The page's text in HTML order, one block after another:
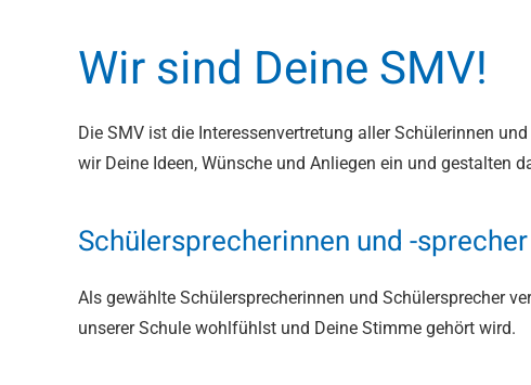
Wir sind Deine SMV!
Die SMV ist die Interessenvertretung aller Schülerinnen
wir Deine Ideen, Wünsche und Anliegen ein und gestalten
Schülersprecherinnen und -
Als gewählte Schülersprecherinnen und Schülersprecher
unserer Schule wohlfühlst und Deine Stimme gehört wird.